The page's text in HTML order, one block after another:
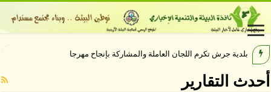
بلدية جرش تكرم اللجان العاملة والمشاركة بإنجاح مهرجان جرش 40
أحدث التقارير